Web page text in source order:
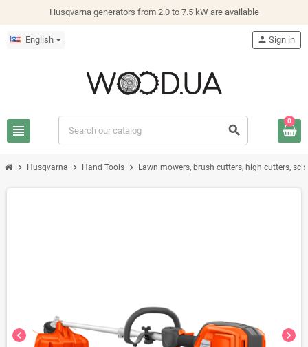
Husqvarna generators from 2.0 to 7.5 kW are available
English
view_headline search
person Sign in
0
chevron_right Husqvarna chevron_right Hand Tools chevron_right Lawn mowers, brush cutters, high cutters,
chevron_left chevron_right